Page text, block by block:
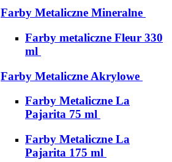
Farby Metaliczne Mineralne
Farby metaliczne Fleur 330
ml
Farby Metaliczne Akrylowe
Farby Metaliczne La
Pajarita 75 ml
Farby Metaliczne La
Pajarita 175 ml